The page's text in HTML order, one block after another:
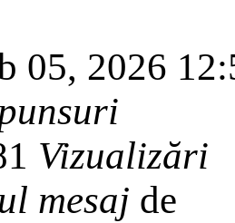
05, 2026
Vizualizări
mesaj de